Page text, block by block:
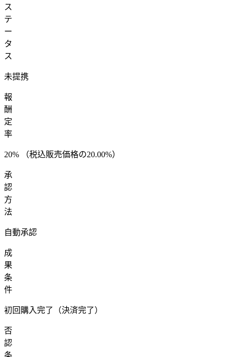
ス
テ
ー
タ
ス
未提携
報
酬
定
率
20% （税込販売価格の20.00%）
承
認
方
法
自動承認
成
果
条
件
初回購入完了（決済完了）
否
認